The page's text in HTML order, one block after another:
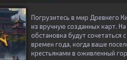
Погрузитесь в мир Древнего
из вручную созданных карт.
обстановка будут сочетаться
времен года, когда ваше
крестьянами в оживленный